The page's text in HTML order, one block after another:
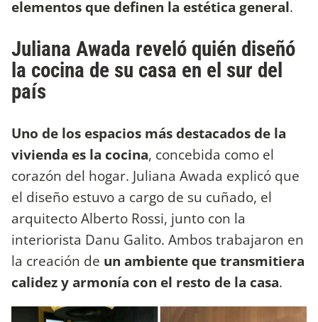
elementos que definen la estética general.
Juliana Awada reveló quién diseñó
la cocina de su casa en el sur del
país
Uno de los espacios más destacados de la
vivienda es la cocina, concebida como el
corazón del hogar. Juliana Awada explicó que
el diseño estuvo a cargo de su cuñado, el
arquitecto Alberto Rossi, junto con la
interiorista Danu Galito. Ambos trabajaron en
la creación de un ambiente que transmitiera
calidez y armonía con el resto de la casa.